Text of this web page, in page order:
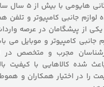
گروه بازرگانی هایومی با
جانبی کامپیوتر و تلفن
از پیشگامان در عرصه
جانبی کامپیوتر و موبایل می
مجرب و متخصص در
شده کالاهایی با کیفیت
را در اختیار همکاران و